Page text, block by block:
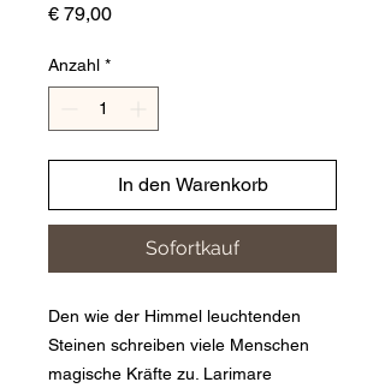
€ 79,00Preis
Anzahl *
In den Warenkorb
Sofortkauf
Den wie der Himmel leuchtenden
Steinen schreiben viele Menschen
magische Kräfte zu. Larimare